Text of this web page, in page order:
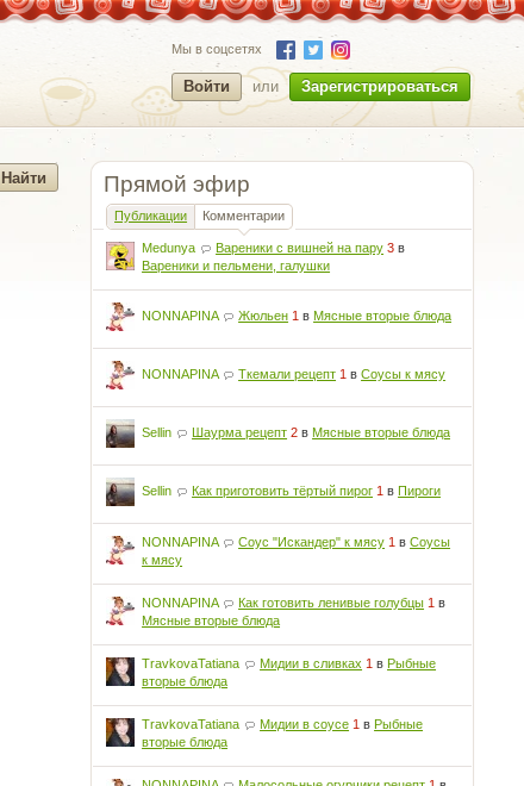
Мы в соцсетях
Войти или Зарегистрироваться
Прямой эфир
Публикации Комментарии
Medunya Вареники с вишней на пару 3 в
Вареники и пельмени, галушки
NONNAPINA Жюльен 1 вМясные вторые блюда
NONNAPINA Ткемали рецепт 1 вСоусы к мясу
Sellin Шаурма рецепт 2 вМясные вторые блюда
Sellin Как приготовить тёртый пирог 1 вПироги
NONNAPINA Соус "Искандер" к мясу 1 вСоусы
к мясу
NONNAPINA Как готовить ленивые голубцы 1 в
Мясные вторые блюда
TravkovaTatiana Мидии в сливках 1 вРыбные
вторые блюда
TravkovaTatiana Мидии в соусе 1 вРыбные
вторые блюда